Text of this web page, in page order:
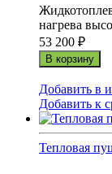
нагрева
53 200 ₽
В корзину
Добавить в
Добавить к
Тепловая